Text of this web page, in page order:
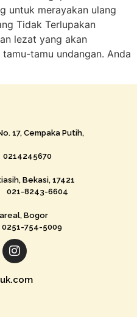
untuk merayakan ulang
Tidak Terlupakan
lezat yang akan
tamu undangan. Anda
17, Cempaka Putih,
0214245670
Bekasi, 17421
021-8243-6604
Bogor
0251-754-5009